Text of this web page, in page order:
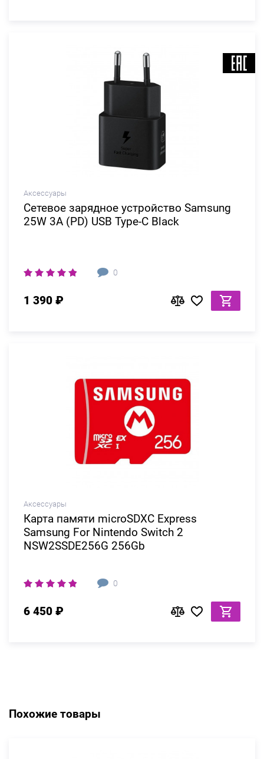
Аксессуары
Сетевое зарядное устройство Samsung
25W 3A (PD) USB Type-C Black
0
1 390 ₽
Аксессуары
Карта памяти microSDXC Express
Samsung For Nintendo Switch 2
NSW2SSDE256G 256Gb
0
6 450 ₽
Похожие товары